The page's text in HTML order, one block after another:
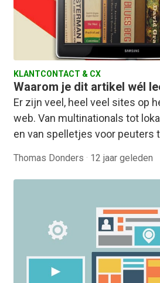
KLANTCONTACT & CX
Waarom je dit artikel wél
Er zijn veel, heel veel sites op
web. Van multinationals tot
en van spelletjes voor peuters
Thomas Donders · 12 jaar geleden